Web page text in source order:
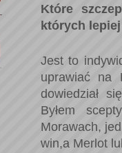
Które
których
Jest to
uprawiać na
dowiedział
Byłem
Morawach,
win,a Merlot